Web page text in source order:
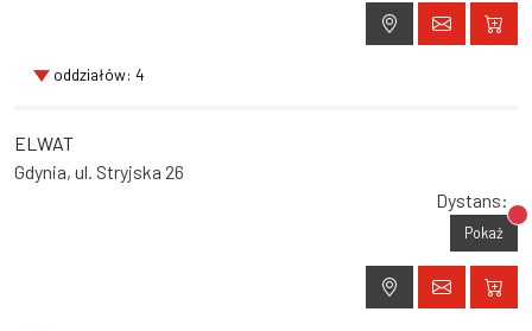
oddziałów: 4
ELWAT
Gdynia, ul. Stryjska 26
Dystans:
Pokaż